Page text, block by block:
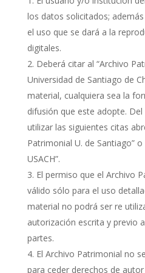
los datos solicitados;
el uso que se dará a la
digitales.
Deberá citar al “Archivo
Universidad de Santiago de
material, cualquiera sea la
difusión que este adopte.
utilizar las siguientes citas
Patrimonial U. de Santiago”
USACH”.
El permiso que el Archivo
válido sólo para el uso
material no podrá ser re
autorización escrita y previo
partes.
El Archivo Patrimonial no
para ceder derechos de